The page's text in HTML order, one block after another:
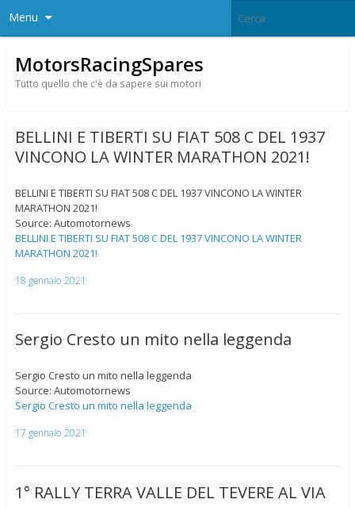
Menu
MotorsRacingSpares
Tutto quello che c'è da sapere sui motori
BELLINI E TIBERTI SU FIAT 508 C DEL 1937
VINCONO LA WINTER MARATHON 2021!
BELLINI E TIBERTI SU FIAT 508 C DEL 1937 VINCONO LA WINTER
MARATHON 2021!
Source: Automotornews
BELLINI E TIBERTI SU FIAT 508 C DEL 1937 VINCONO LA WINTER
MARATHON 2021!
18 gennaio 2021
Sergio Cresto un mito nella leggenda
Sergio Cresto un mito nella leggenda
Source: Automotornews
Sergio Cresto un mito nella leggenda
17 gennaio 2021
1° RALLY TERRA VALLE DEL TEVERE AL VIA